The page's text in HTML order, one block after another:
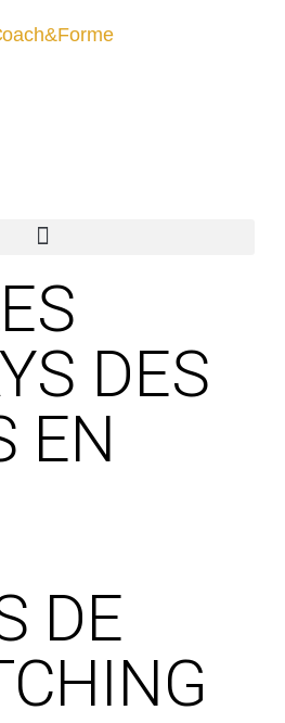
DES
EN
DE